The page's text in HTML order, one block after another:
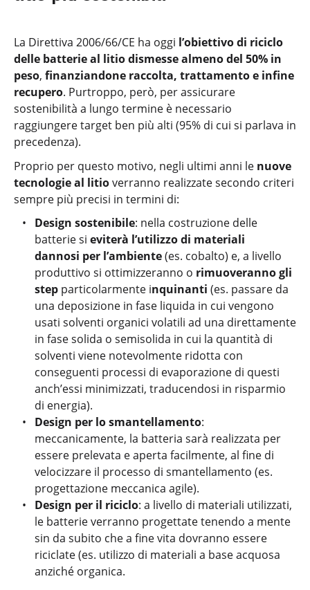
La Direttiva 2006/66/CE ha oggi l’obiettivo di riciclo
delle batterie al litio dismesse almeno del 50% in
peso, finanziandone raccolta, trattamento e infine
recupero. Purtroppo, però, per assicurare
sostenibilità a lungo termine è necessario
raggiungere target ben più alti (95% di cui si parlava in
precedenza).
Proprio per questo motivo, negli ultimi anni le nuove
tecnologie al litioverranno realizzate secondo criteri
sempre più precisi in termini di:
Design sostenibile: nella costruzione delle
batterie si eviterà l’utilizzo di materiali
dannosi per l’ambiente(es. cobalto) e, a livello
produttivo si ottimizzeranno o rimuoveranno gli
step particolarmente inquinanti (es. passare da
una deposizione in fase liquida in cui vengono
usati solventi organici volatili ad una direttamente
in fase solida o semisolida in cui la quantità di
solventi viene notevolmente ridotta con
conseguenti processi di evaporazione di questi
anch’essi minimizzati, traducendosi in risparmio
di energia).
Design per lo smantellamento:
meccanicamente, la batteria sarà realizzata per
essere prelevata e aperta facilmente, al fine di
velocizzare il processo di smantellamento (es.
progettazione meccanica agile).
Design per il riciclo: a livello di materiali utilizzati,
le batterie verranno progettate tenendo a mente
sin da subito che a fine vita dovranno essere
riciclate (es. utilizzo di materiali a base acquosa
anziché organica.